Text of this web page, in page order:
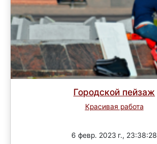
Городской пейзаж
Красивая работа
6 февр. 2023 г., 23:38:28